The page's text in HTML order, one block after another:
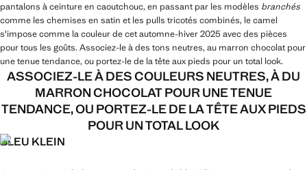
pantalons à ceinture en caoutchouc, en passant par les modèles branchés
comme les chemises en satin et les pulls tricotés combinés, le camel
s'impose comme la couleur de cet automne-hiver 2025 avec des pièces
pour tous les goûts. Associez-le à des tons neutres, au marron chocolat pour
une tenue tendance, ou portez-le de la tête aux pieds pour un total look.
ASSOCIEZ-LE À DES COULEURS NEUTRES, À DU
MARRON CHOCOLAT POUR UNE TENUE
TENDANCE, OU PORTEZ-LE DE LA TÊTE AUX PIEDS
POUR UN TOTAL LOOK
BLEU KLEIN